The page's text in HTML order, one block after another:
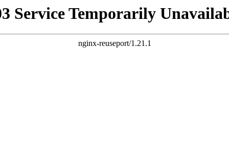
Service Temporarily
nginx-reuseport/1.21.1